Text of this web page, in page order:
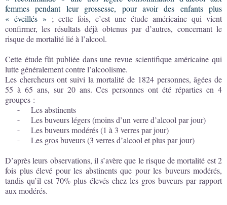
femmes pendant leur grossesse, pour avoir des enfants plus
« éveillés » ; cette fois, c’est une étude américaine qui vient
confirmer, les résultats déjà obtenus par d’autres, concernant le
risque de mortalité lié à l’alcool.
Cette étude fût publiée dans une revue scientifique américaine qui
lutte généralement contre l’alcoolisme.
Les chercheurs ont suivi la mortalité de 1824 personnes, âgées de
55 à 65 ans, sur 20 ans. Ces personnes ont été réparties en 4
groupes :
- Les abstinents
- Les buveurs légers (moins d’un verre d’alcool par jour)
- Les buveurs modérés (1 à 3 verres par jour)
-
Les gros buveurs (3 verres d’alcool et plus par jour)
D’après leurs observations, il s’avère que le risque de mortalité est 2
fois plus élevé pour les abstinents que pour les buveurs modérés,
tandis qu’il est 70% plus élevés chez les gros buveurs par rapport
aux modérés.